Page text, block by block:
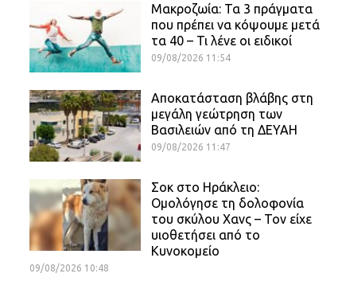
Μακροζωία: Τα 3 πράγματα
που πρέπει να κόψουμε μετά
τα 40 – Τι λένε οι ειδικοί
09/08/2026 11:54
Αποκατάσταση βλάβης στη
μεγάλη γεώτρηση των
Βασιλειών από τη ΔΕΥΑΗ
09/08/2026 11:47
Σοκ στο Ηράκλειο:
Ομολόγησε τη δολοφονία
του σκύλου Χανς – Τον είχε
υιοθετήσει από το
Κυνοκομείο
09/08/2026 10:48